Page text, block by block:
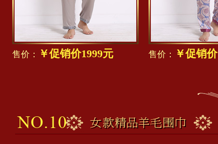
售价： ￥促销价1999元 售价： ￥促销